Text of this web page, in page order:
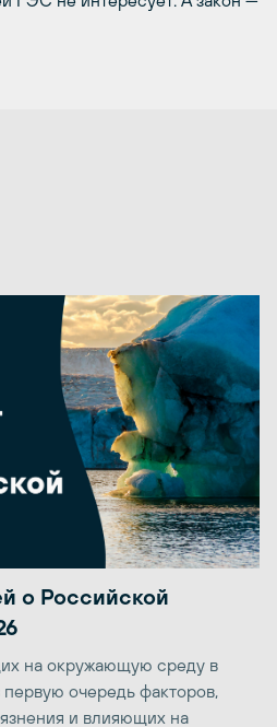
о Российской
на окружающую среду в
очередь факторов,
и влияющих на